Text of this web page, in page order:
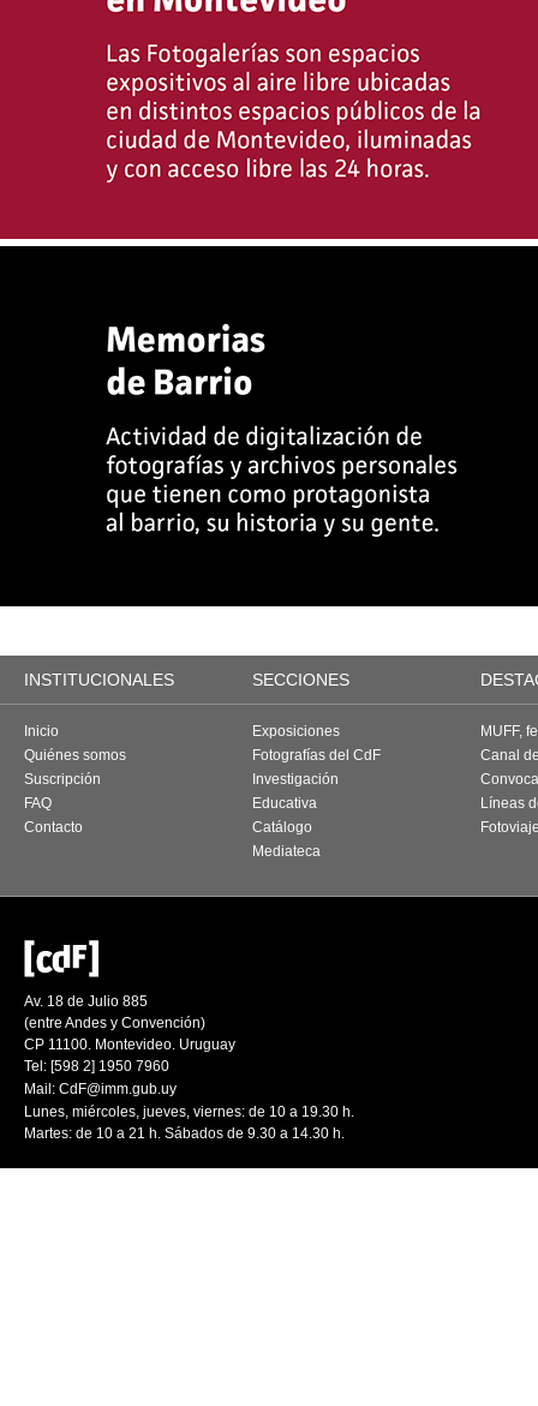
INSTITUCIONALES SECCIONES
Inicio
Quiénes somos
Suscripción
FAQ
Contacto
Exposiciones
Fotografías del CdF
Investigación
Educativa
Catálogo
Mediateca
MUFF,
Canal
Líneas
Av. 18 de Julio 885
(entre Andes y Convención)
CP 11100. Montevideo. Uruguay
Tel: [598 2] 1950 7960
Mail: CdF@imm.gub.uy
Lunes, miércoles, jueves, viernes: de 10 a 19.30 h.
Martes: de 10 a 21 h. Sábados de 9.30 a 14.30 h.